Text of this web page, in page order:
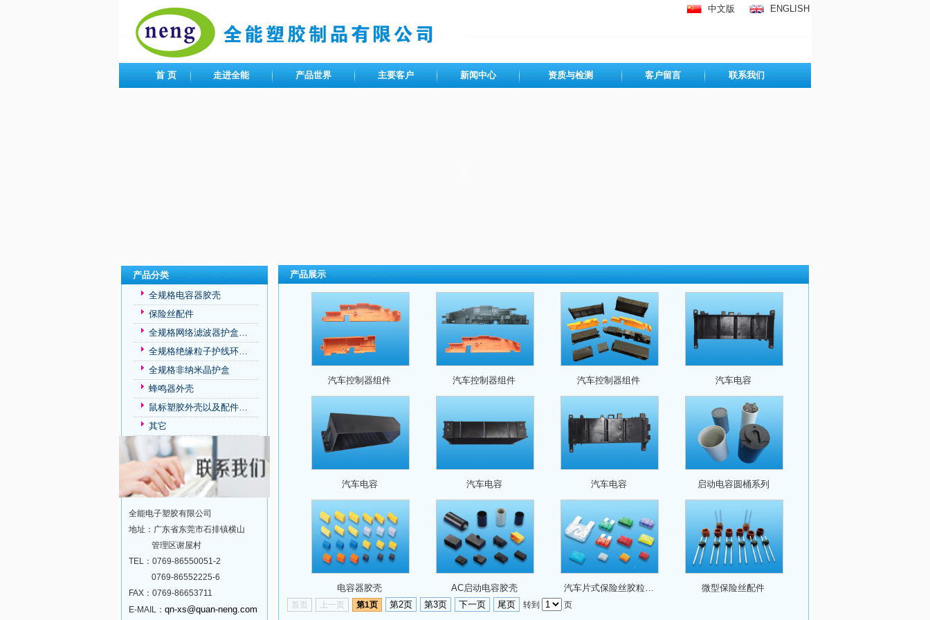
中文版 ENGLISH
首 页 走进全能 产品世界 主要客户 新闻中心 资质与检测 客户留言 联系我们
产品分类
全规格电容器胶壳
保险丝配件
全规格网络滤波器护盒…
全规格绝缘粒子护线环…
全规格非纳米晶护盒
蜂鸣器外壳
鼠标塑胶外壳以及配件…
其它
全能电子塑胶有限公司
地址：广东省东莞市石排镇横山
管理区谢屋村
TEL：0769-86550051-2
0769-86552225-6
FAX：0769-86653711
E-MAIL： qn-xs@quan-neng.com
产品展示
汽车控制器组件 汽车控制器组件 汽车控制器组件 汽车电容
汽车电容 汽车电容 汽车电容 启动电容圆桶系列
电容器胶壳 AC启动电容胶壳 汽车片式保险丝胶粒… 微型保险丝配件
首页 上一页 第1页 第2页 第3页 下一页 尾页 转到 页